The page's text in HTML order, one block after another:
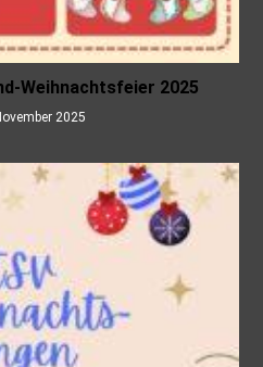
Weihnachtsfeier 2025
2025